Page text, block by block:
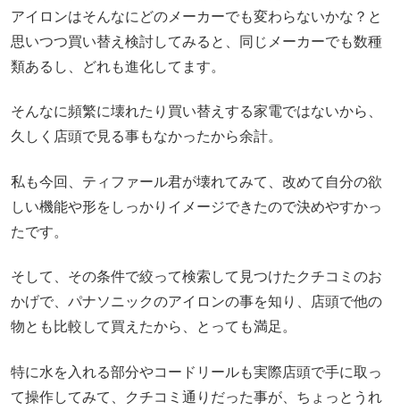
アイロンはそんなにどのメーカーでも変わらないかな？と
思いつつ買い替え検討してみると、同じメーカーでも数種
類あるし、どれも進化してます。
そんなに頻繁に壊れたり買い替えする家電ではないから、
久しく店頭で見る事もなかったから余計。
私も今回、ティファール君が壊れてみて、改めて自分の欲
しい機能や形をしっかりイメージできたので決めやすかっ
たです。
そして、その条件で絞って検索して見つけたクチコミのお
かげで、パナソニックのアイロンの事を知り、店頭で他の
物とも比較して買えたから、とっても満足。
特に水を入れる部分やコードリールも実際店頭で手に取っ
て操作してみて、クチコミ通りだった事が、ちょっとうれ